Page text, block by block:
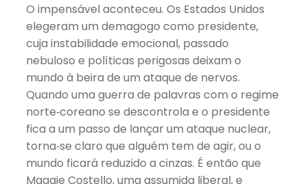
O impensável aconteceu. Os Estados Unidos
elegeram um demagogo como presidente,
cuja instabilidade emocional, passado
nebuloso e políticas perigosas deixam o
mundo à beira de um ataque de nervos.
Quando uma guerra de palavras com o regime
norte‑coreano se descontrola e o presidente
fica a um passo de lançar um ataque nuclear,
torna‑se claro que alguém tem de agir, ou o
mundo ficará reduzido a cinzas. É então que
Maggie Costello, uma assumida liberal, e